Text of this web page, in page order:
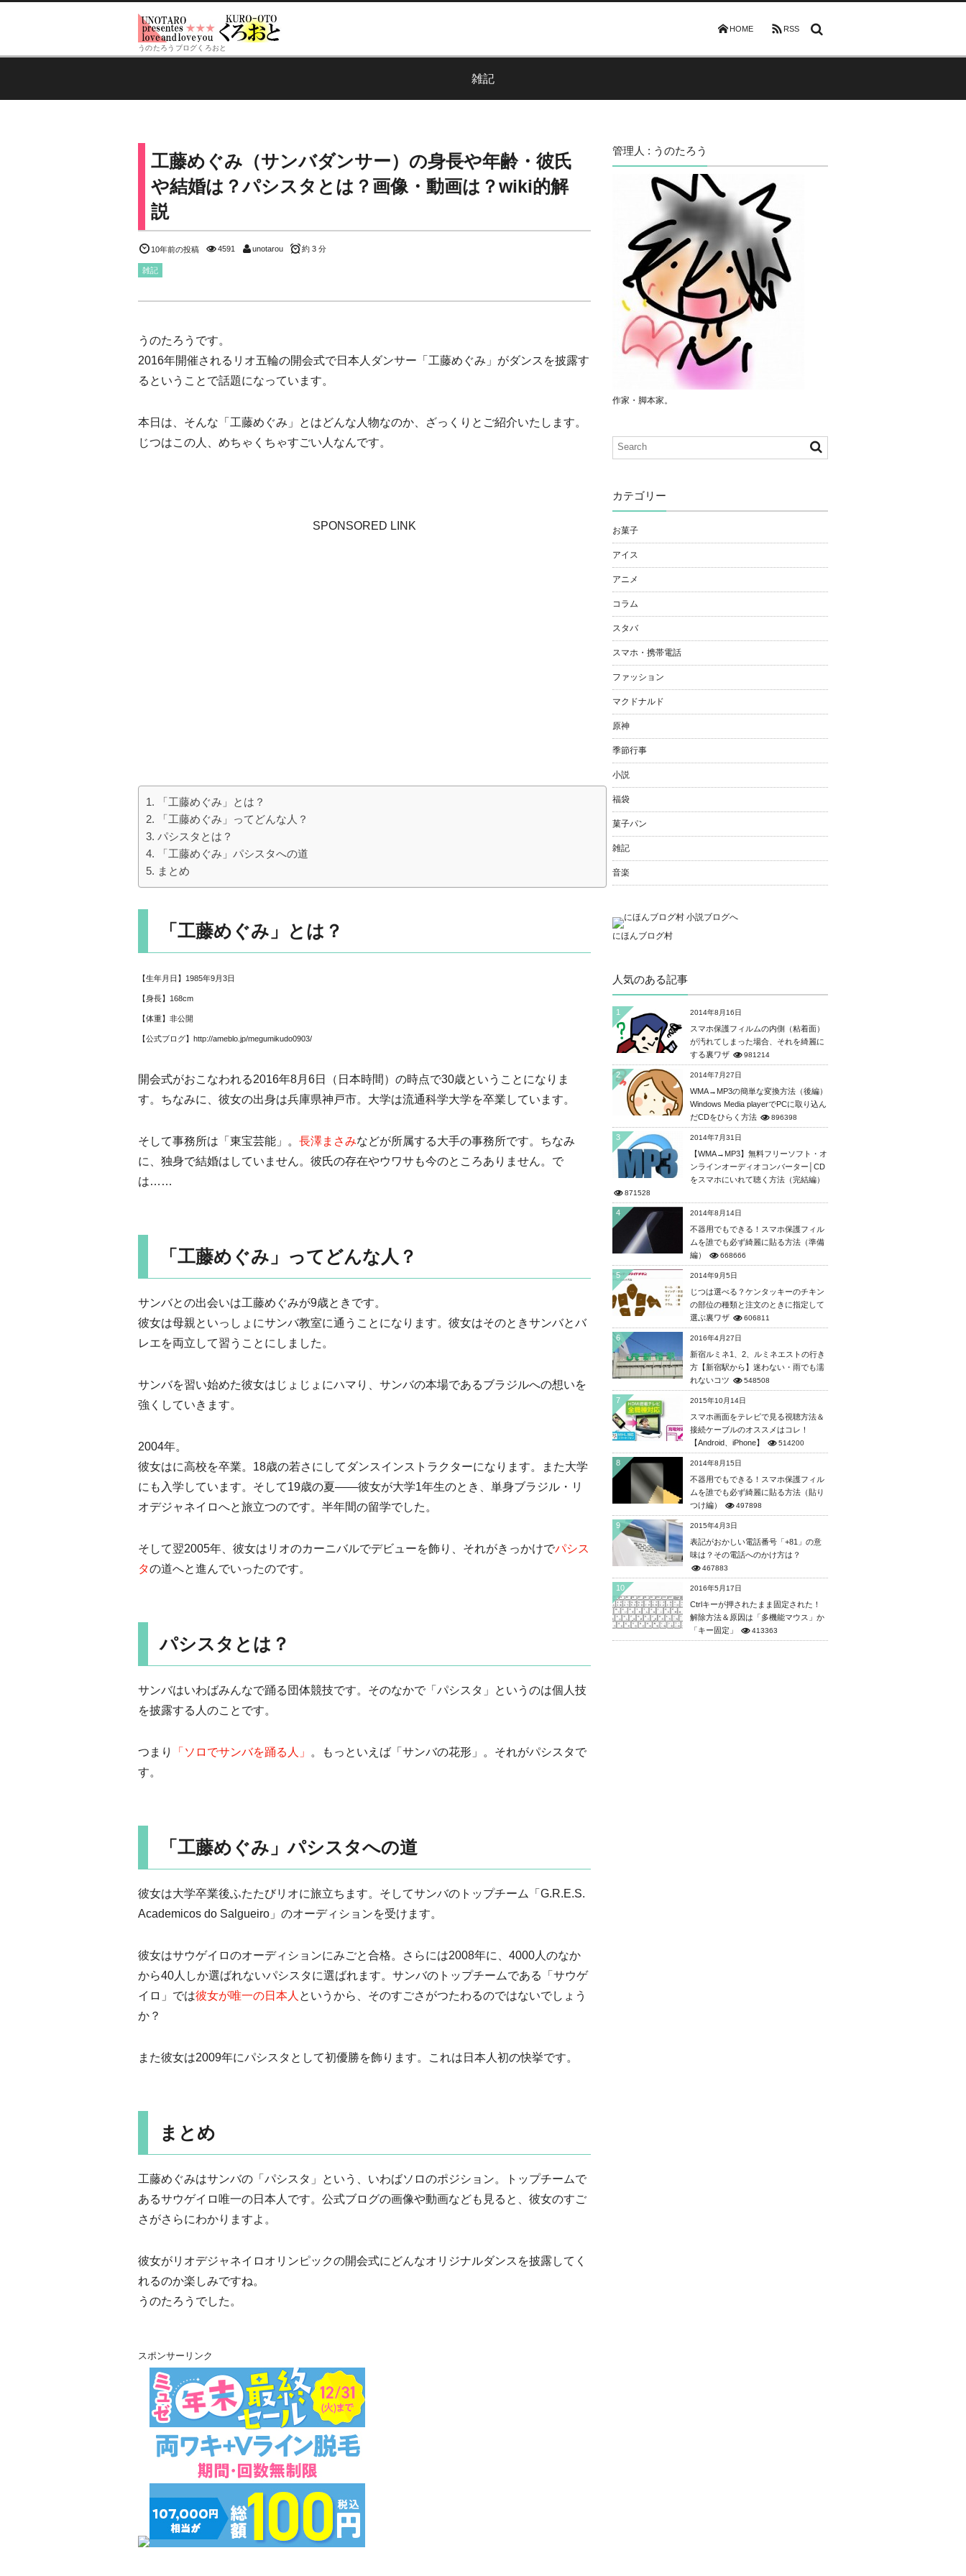
うのたろうブログくろおと
HOME RSS
雑記
工藤めぐみ（サンバダンサー）の身長や年齢・彼氏
や結婚は？パシスタとは？画像・動画は？wiki的解
説
10年前の投稿 4591 unotarou 約 3 分
雑記
うのたろうです。
2016年開催されるリオ五輪の開会式で日本人ダンサー「工藤めぐみ」がダンスを披露す
るということで話題になっています。
本日は、そんな「工藤めぐみ」とはどんな人物なのか、ざっくりとご紹介いたします。
じつはこの人、めちゃくちゃすごい人なんです。
SPONSORED LINK
「工藤めぐみ」とは？
「工藤めぐみ」ってどんな人？
パシスタとは？
「工藤めぐみ」パシスタへの道
まとめ
「工藤めぐみ」とは？
【生年月日】1985年9月3日
【身長】168cm
【体重】非公開
【公式ブログ】http://ameblo.jp/megumikudo0903/
開会式がおこなわれる2016年8月6日（日本時間）の時点で30歳ということになりま
す。ちなみに、彼女の出身は兵庫県神戸市。大学は流通科学大学を卒業しています。
そして事務所は「東宝芸能」。 長澤まさみなどが所属する大手の事務所です。ちなみ
に、独身で結婚はしていません。彼氏の存在やウワサも今のところありません。で
は……
「工藤めぐみ」ってどんな人？
サンバとの出会いは工藤めぐみが9歳ときです。
彼女は母親といっしょにサンバ教室に通うことになります。彼女はそのときサンバとバ
レエを両立して習うことにしました。
サンバを習い始めた彼女はじょじょにハマり、サンバの本場であるブラジルへの想いを
強くしていきます。
2004年。
彼女はに高校を卒業。18歳の若さにしてダンスインストラクターになります。また大学
にも入学しています。そして19歳の夏――彼女が大学1年生のとき、単身ブラジル・リ
オデジャネイロへと旅立つのです。半年間の留学でした。
そして翌2005年、彼女はリオのカーニバルでデビューを飾り、それがきっかけでパシス
タの道へと進んでいったのです。
パシスタとは？
サンバはいわばみんなで踊る団体競技です。そのなかで「パシスタ」というのは個人技
を披露する人のことです。
つまり 「ソロでサンバを踊る人」
。もっといえば「サンバの花形」。それがパシスタで
す。
「工藤めぐみ」パシスタへの道
彼女は大学卒業後ふたたびリオに旅立ちます。そしてサンバのトップチーム「G.R.E.S.
Academicos do Salgueiro」のオーディションを受けます。
彼女はサウゲイロのオーディションにみごと合格。さらには2008年に、4000人のなか
から40人しか選ばれないパシスタに選ばれます。サンバのトップチームである「サウゲ
イロ」では彼女が唯一の日本人 というから、そのすごさがつたわるのではないでしょう
か？
また彼女は2009年にパシスタとして初優勝を飾ります。これは日本人初の快挙です。
まとめ
工藤めぐみはサンバの「パシスタ」という、いわばソロのポジション。トップチームで
あるサウゲイロ唯一の日本人です。公式ブログの画像や動画なども見ると、彼女のすご
さがさらにわかりますよ。
彼女がリオデジャネイロオリンピックの開会式にどんなオリジナルダンスを披露してく
れるのか楽しみですね。
うのたろうでした。
スポンサーリンク
管理人 : うのたろう
作家・脚本家。
カテゴリー
お菓子
アイス
アニメ
コラム
スタバ
スマホ・携帯電話
ファッション
マクドナルド
原神
季節行事
小説
福袋
菓子パン
雑記
音楽
にほんブログ村
人気のある記事
1 2014年8月16日
スマホ保護フィルムの内側（粘着面）
が汚れてしまった場合、それを綺麗に
する裏ワザ
981214
2 2014年7月27日
WMA→MP3の簡単な変換方法（後編）
Windows Media playerでPCに取り込ん
だCDをひらく方法
896398
3 2014年7月31日
【WMA→MP3】無料フリーソフト・オ
ンラインオーディオコンバーター│CD
をスマホにいれて聴く方法（完結編）
871528
4 2014年8月14日
不器用でもできる！スマホ保護フィル
ムを誰でも必ず綺麗に貼る方法（準備
編）
668666
5 2014年9月5日
じつは選べる？ケンタッキーのチキン
の部位の種類と注文のときに指定して
選ぶ裏ワザ
606811
6 2016年4月27日
新宿ルミネ1、2、ルミネエストの行き
方【新宿駅から】迷わない・雨でも濡
れないコツ
548508
7 2015年10月14日
スマホ画面をテレビで見る視聴方法＆
接続ケーブルのオススメはコレ！
【Android、iPhone】
514200
8 2014年8月15日
不器用でもできる！スマホ保護フィル
ムを誰でも必ず綺麗に貼る方法（貼り
つけ編）
497898
9 2015年4月3日
表記がおかしい電話番号「+81」の意
味は？その電話へのかけ方は？
467883
10 2016年5月17日
Ctrlキーが押されたまま固定された！
解除方法＆原因は「多機能マウス」か
「キー固定」
413363